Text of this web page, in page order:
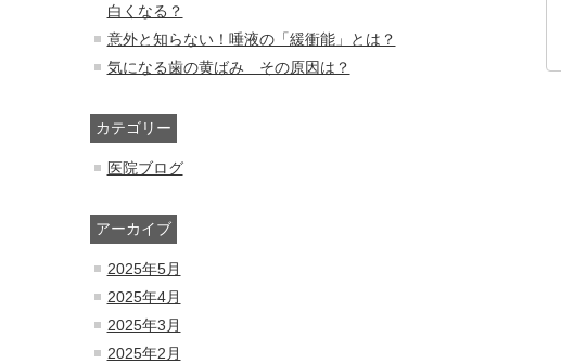
白くなる？
意外と知らない！唾液の「緩衝能」とは？
気になる歯の黄ばみ その原因は？
カテゴリー
医院ブログ
アーカイブ
2025年5月
2025年4月
2025年3月
2025年2月